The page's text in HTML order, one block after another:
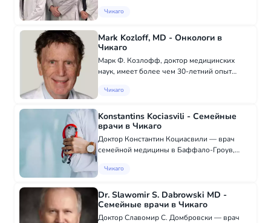
клиники. Кристофер Ривард M.D., M.P.H.-
средний Майкл Бухал...
Чикаго
Mark Kozloff, MD - Онкологи в
Чикаго
Марк Ф. Козлофф, доктор медицинских
наук, имеет более чем 30-летний опыт
является одним из ведущих специалистов
известный иссле...
Чикаго
Konstantins Kociasvili - Семейные
врачи в Чикаго
Доктор Константин Коциасвили — врач
семейной медицины в Баффало-Гроув,
больницах в этом районе, включая
Мемориальную больницу ProH...
Чикаго
Dr. Slawomir S. Dabrowski MD -
Семейные врачи в Чикаго
Доктор Славомир С. Домбровски — врач